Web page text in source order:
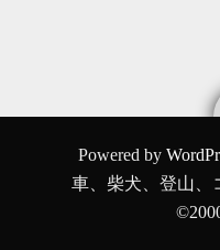
Powered by
車、柴犬、登山、